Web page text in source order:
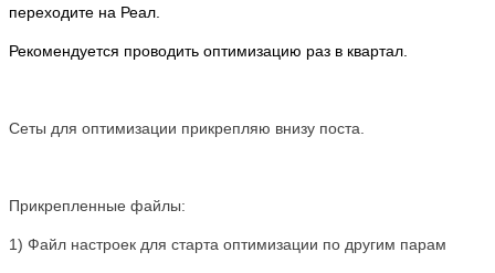
переходите на Реал.
Рекомендуется проводить оптимизацию раз в квартал.
Сеты для оптимизации прикрепляю внизу поста.
Прикрепленные файлы:
1) Файл настроек для старта оптимизации по другим парам